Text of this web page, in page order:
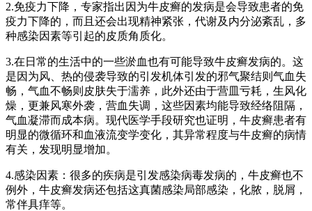
2.免疫力下降，专家指出因为牛皮癣的发病是会导致患者的免
疫力下降的，而且还会出现精神紧张，代谢及内分泌紊乱，多
种感染因素等引起的皮质角质化。
3.在日常的生活中的一些淤血也有可能导致牛皮癣发病的。这
是因为风、热的侵袭导致的引发机体引发的邪气聚结则气血失
畅，气血不畅则皮肤失于濡养，此外还由于营皿亏耗，生风化
燥，更兼风寒外袭，营血失调，这些因素均能导致经络阻隔，
气血凝滞而成本病。现代医学手段研究也证明，牛皮癣患者有
明显的微循环和血液流变学变化，其异常程度与牛皮癣的病情
有关，发现明显增加。
4.感染因素：很多的疾病是引发感染病毒发病的，牛皮癣也不
例外，牛皮癣发病还包括这真菌感染局部感染，化脓，脱屑，
常伴具痒等。